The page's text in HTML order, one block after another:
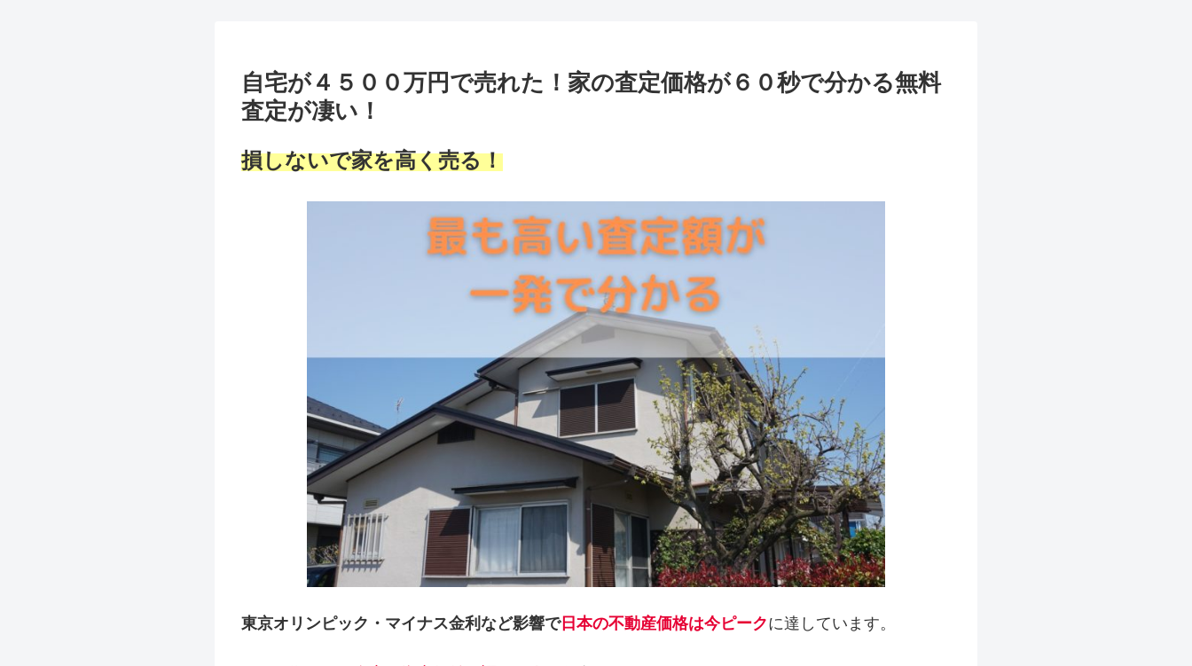
自宅が４５００万円で売れた！家の査定価格が６０秒で分かる無料
査定が凄い！
損しないで家を高く売る！
東京オリンピック・マイナス金利など影響で日本の不動産価格は今ピークに達しています。